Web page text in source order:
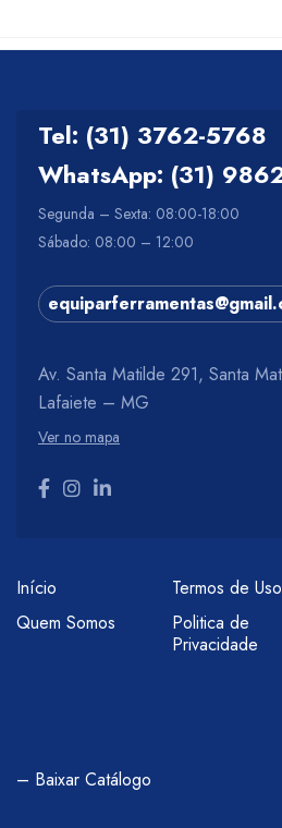
Tel: (31) 3762-5768
WhatsApp: (31)
Segunda – Sexta: 08:00-18:00
Sábado: 08:00 – 12:00
Av. Santa Matilde 291, Santa
Lafaiete – MG
Ver no mapa
Início
Quem Somos
Termos de Uso
Politica de
Privacidade
– Baixar Catálogo